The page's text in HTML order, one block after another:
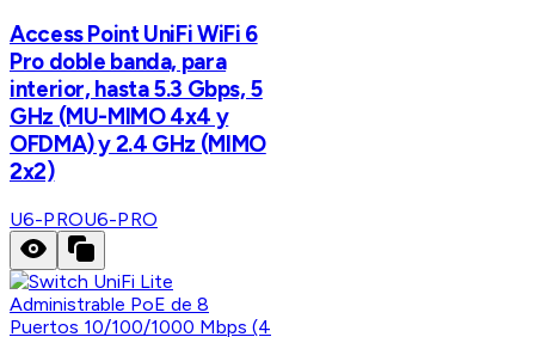
Access Point UniFi WiFi 6
Pro doble banda, para
interior, hasta 5.3 Gbps, 5
GHz (MU-MIMO 4x4 y
OFDMA) y 2.4 GHz (MIMO
2x2)
U6-PROU6-PRO